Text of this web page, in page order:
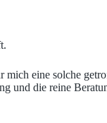
eine solche
und die reine